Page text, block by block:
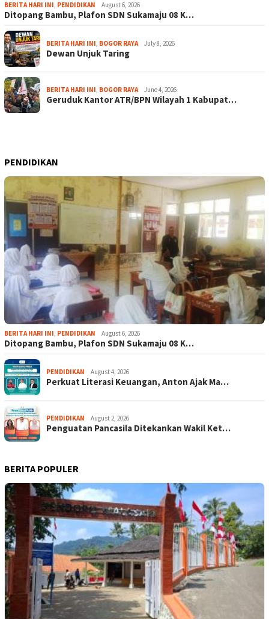
BERITA HARI INI, PENDIDIKAN August 6, 2026
Ditopang Bambu, Plafon SDN Sukamaju 08 K…
BERITA HARI INI, BOGOR RAYA July 8, 2026
Dewan Unjuk Taring
BERITA HARI INI, BOGOR RAYA June 4, 2026
Geruduk Kantor ATR/BPN Wilayah 1 Kabupat…
PENDIDIKAN
BERITA HARI INI, PENDIDIKAN August 6, 2026
Ditopang Bambu, Plafon SDN Sukamaju 08 K…
PENDIDIKAN August 4, 2026
Perkuat Literasi Keuangan, Anton Ajak Ma…
PENDIDIKAN August 2, 2026
Penguatan Pancasila Ditekankan Wakil Ket…
BERITA POPULER